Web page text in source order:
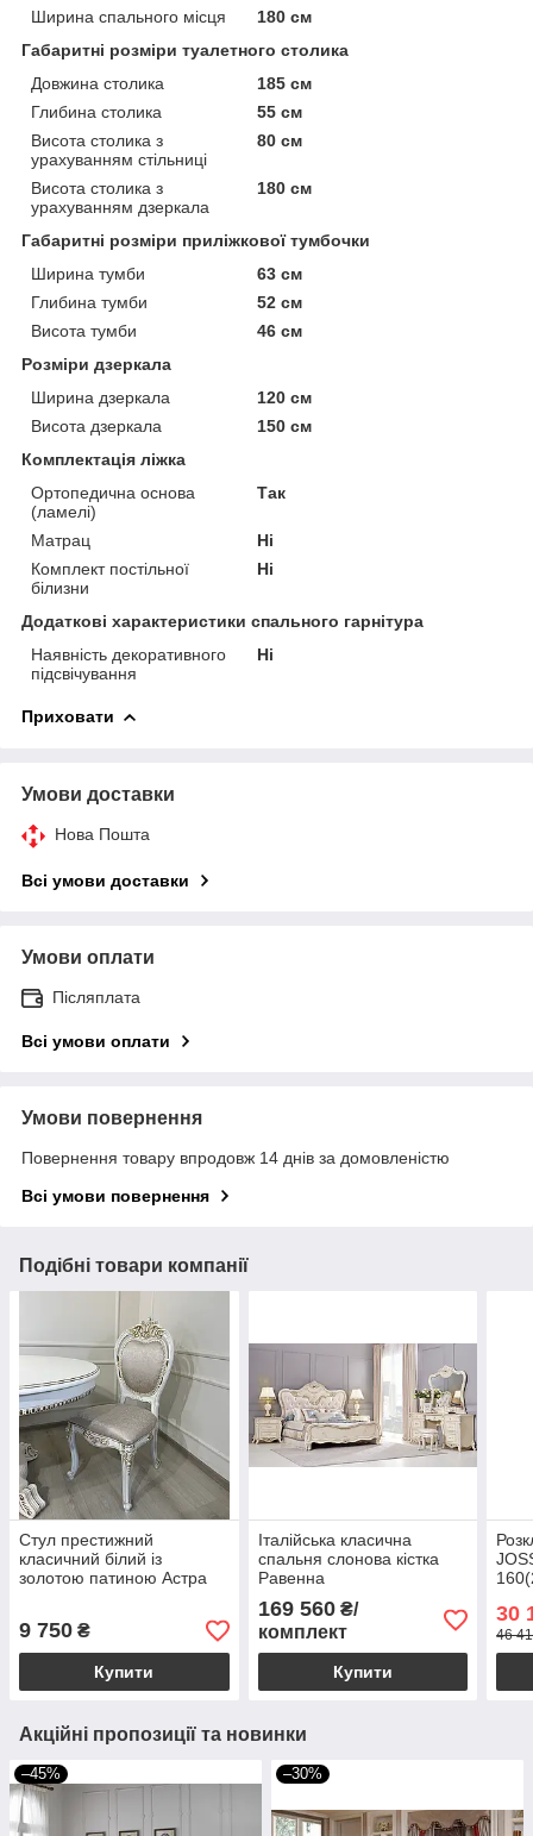
Ширина спального місця
180 см
Габаритні розміри туалетного столика
Довжина столика
185 см
Глибина столика
55 см
Висота столика з
урахуванням стільниці
80 см
Висота столика з
урахуванням дзеркала
180 см
Габаритні розміри приліжкової тумбочки
Ширина тумби
63 см
Глибина тумби
52 см
Висота тумби
46 см
Розміри дзеркала
Ширина дзеркала
120 см
Висота дзеркала
150 см
Комплектація ліжка
Ортопедична основа
(ламелі)
Так
Матрац
Ні
Комплект постільної
білизни
Ні
Додаткові характеристики спального гарнітура
Наявність декоративного
підсвічування
Ні
Приховати
Умови доставки
Нова Пошта
Всі умови доставки
Умови оплати
Післяплата
Всі умови оплати
Умови повернення
Повернення товару впродовж 14 днів за домовленістю
Всі умови повернення
Подібні товари компанії
Стул престижний
класичний білий із
золотою патиною Астра
9 750 ₴
Купити
Італійська класична
спальня слонова кістка
Равенна
169 560₴/
комплект
Купити
30
46
Акційні пропозиції та новинки
–45% –30%